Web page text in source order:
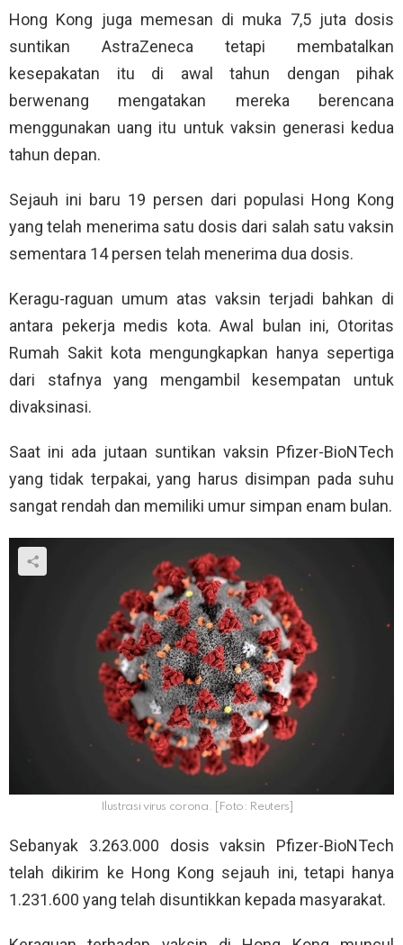
Hong Kong juga memesan di muka 7,5 juta dosis
suntikan AstraZeneca tetapi membatalkan
kesepakatan itu di awal tahun dengan pihak
berwenang mengatakan mereka berencana
menggunakan uang itu untuk vaksin generasi kedua
tahun depan.
Sejauh ini baru 19 persen dari populasi Hong Kong
yang telah menerima satu dosis dari salah satu vaksin
sementara 14 persen telah menerima dua dosis.
Keragu-raguan umum atas vaksin terjadi bahkan di
antara pekerja medis kota. Awal bulan ini, Otoritas
Rumah Sakit kota mengungkapkan hanya sepertiga
dari stafnya yang mengambil kesempatan untuk
divaksinasi.
Saat ini ada jutaan suntikan vaksin Pfizer-BioNTech
yang tidak terpakai, yang harus disimpan pada suhu
sangat rendah dan memiliki umur simpan enam bulan.
Ilustrasi virus corona. [Foto: Reuters]
Sebanyak 3.263.000 dosis vaksin Pfizer-BioNTech
telah dikirim ke Hong Kong sejauh ini, tetapi hanya
1.231.600 yang telah disuntikkan kepada masyarakat.